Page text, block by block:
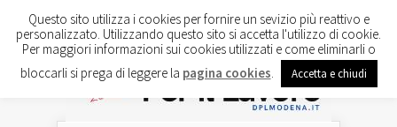
Questo sito utilizza i cookies per fornire un sevizio più reattivo e
personalizzato. Utilizzando questo sito si accetta l'utilizzo di cookie.
Per maggiori informazioni sui cookies utilizzati e come eliminarli o
bloccarli si prega di leggere la pagina cookies Accetta e chiudi